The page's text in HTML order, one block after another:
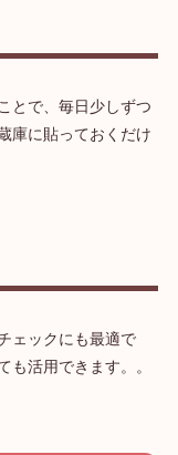
とで、毎日少しずつ
庫に貼っておくだけ
ェックにも最適で
も活用できます。。